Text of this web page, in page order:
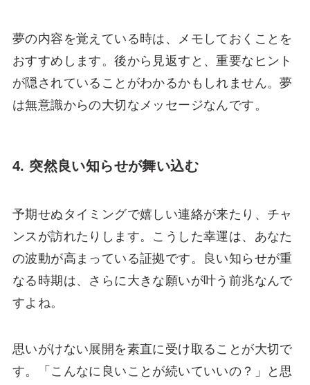
夢の内容を覚えている時は、メモしておくことを
おすすめします。後から見返すと、重要なヒント
が隠されていることがわかるかもしれません。夢
は無意識からの大切なメッセージなんです。
4. 突然良い知らせが舞い込む
予期せぬタイミングで嬉しい連絡が来たり、チャ
ンスが訪れたりします。こうした幸運は、あなた
の波動が高まっている証拠です。良い知らせが重
なる時期は、さらに大きな願いが叶う前兆なんで
すよね。
思いがけない展開を素直に受け取ることが大切で
す。「こんなに良いことが続いていいの？」と思